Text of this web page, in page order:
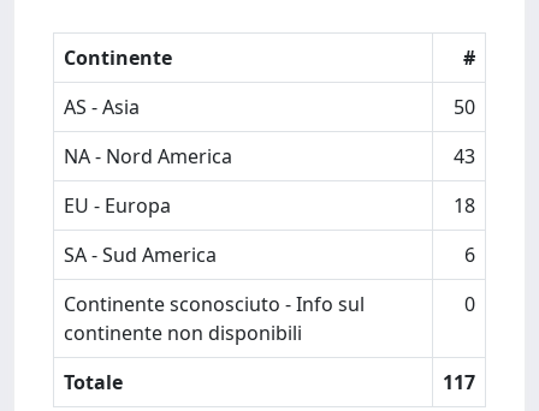
Continente
#
AS - Asia
50
NA - Nord America
43
EU - Europa
18
SA - Sud America
6
Continente sconosciuto - Info sul
continente non disponibili
0
Totale 117